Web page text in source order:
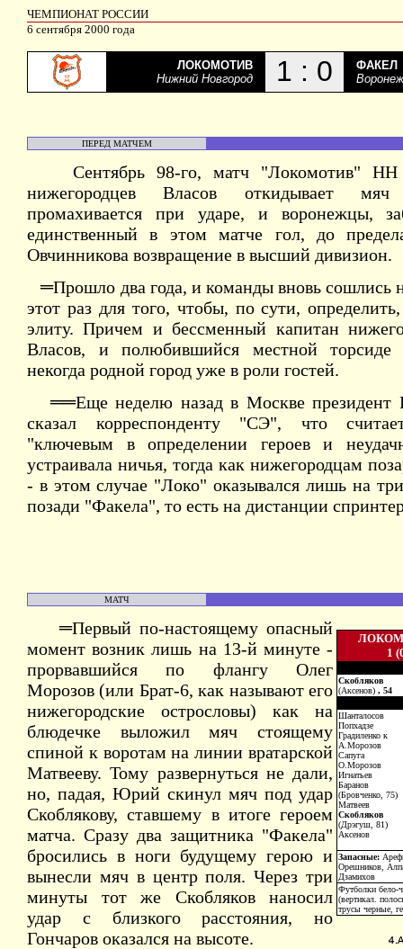
ЧЕМПИОНАТ РОССИИ
6 сентября 2000 года
ЛОКОМОТИВ
Нижний Новгород
1 : 0
ФАКЕЛ
Воронеж
ПЕРЕД МАТЧЕМ
Сентябрь 98-го, матч "Локомотив" НН
нижегородцев Власов откидывает
промахивается при ударе, и воронежцы,
единственный в этом матче гол, до
Овчинникова возвращение в высший дивизион.
═Прошло два года, и команды вновь сошлись
этот раз для того, чтобы, по сути,
элиту. Причем и бессменный капитан
Власов, и полюбившийся местной торсиде
некогда родной город уже в роли гостей.
══Еще неделю назад в Москве президент
сказал корреспонденту "СЭ", что
"ключевым в определении героев и
устраивала ничья, тогда как нижегородцам
- в этом случае "Локо" оказывался лишь на
позади "Факела", то есть на дистанции
МАТЧ
1
Скобляков
(Аксенов) , 54
Шанталосов
Попхадзе
Градиленко к
А.Морозов
Сапуга
О.Морозов
Игнатьев
Баранов
(Бровченко, 75)
Матвеев
Скобляков
(Дрэгуш, 81)
Аксенов
Запасные:
Орешников,
Дзамихов
Футболки бело-
(вертикал.
трусы черные,
═Первый по-настоящему опасный
момент возник лишь на 13-й минуте -
прорвавшийся по флангу Олег
Морозов (или Брат-6, как называют его
нижегородские острословы) как на
блюдечке выложил мяч стоящему
спиной к воротам на линии вратарской
Матвееву. Тому развернуться не дали,
но, падая, Юрий скинул мяч под удар
Скоблякову, ставшему в итоге героем
матча. Сразу два защитника "Факела"
бросились в ноги будущему герою и
вынесли мяч в центр поля. Через три
минуты тот же Скобляков наносил
удар с близкого расстояния, но
Гончаров оказался на высоте.